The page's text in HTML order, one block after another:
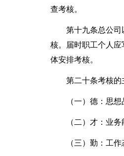
查考核。
第十九条总公
核。届时职工个人
体安排考核。
第二十条考核的
（一）德：思
（二）才：业
（三）勤：工